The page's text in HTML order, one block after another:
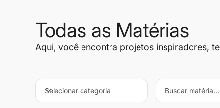
Todas as Matérias
Aqui, você encontra projetos inspiradores,